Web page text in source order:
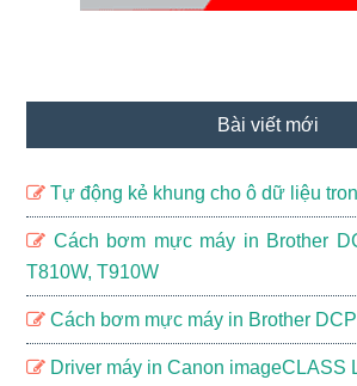
Bài viết mới
Tự động kẻ khung cho ô dữ liệu
Cách bơm mực máy in Brother
T810W, T910W
Cách bơm mực máy in Brother
Driver máy in Canon imageCLASS